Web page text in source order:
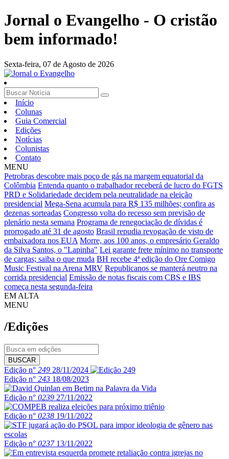
Jornal o Evangelho - O cristão
bem informado!
Sexta-feira, 07 de Agosto de 2026
Início
Colunas
Guia Comercial
Edições
Notícias
Colunistas
Contato
MENU
Petrobras descobre mais poço de gás na margem equatorial da
Colômbia Entenda quanto o trabalhador receberá de lucro do FGTS
PRD e Solidariedade decidem pela neutralidade na eleição
presidencial Mega-Sena acumula para R$ 135 milhões; confira as
dezenas sorteadas Congresso volta do recesso sem previsão de
plenário nesta semana Programa de renegociação de dívidas é
prorrogado até 31 de agosto Brasil repudia revogação de visto de
embaixadora nos EUA Morre, aos 100 anos, o empresário Geraldo
da Silva Santos, o "Lapinha" Lei garante frete mínimo no transporte
de cargas; saiba o que muda BH recebe 4ª edição do Ore Comigo
Music Festival na Arena MRV Republicanos se manterá neutro na
corrida presidencial Emissão de notas fiscais com CBS e IBS
começa nesta segunda-feira
EM ALTA
MENU
/Edições
BUSCAR
Edição n° 249 28/11/2024
Edição n° 243 18/08/2023
Edição n° 0239 27/11/2022
Edição n° 0238 19/11/2022
Edição n° 0237 13/11/2022